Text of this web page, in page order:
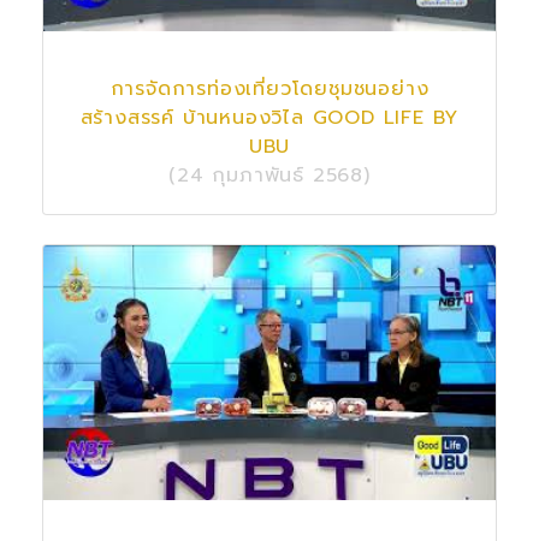
การจัดการท่องเที่ยวโดยชุมชนอย่าง
สร้างสรรค์ บ้านหนองวิไล GOOD LIFE BY
UBU
(24 กุมภาพันธ์ 2568)